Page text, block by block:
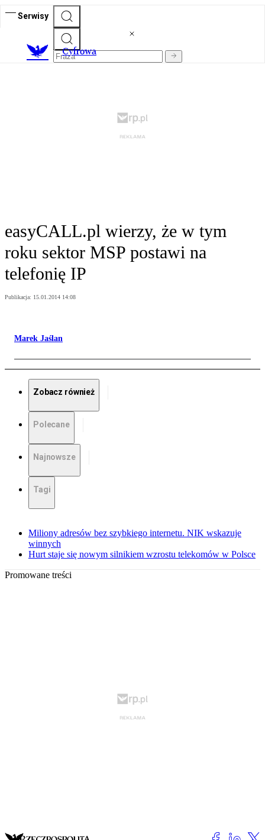
Serwisy
Cyfrowa
easyCALL.pl wierzy, że w tym
roku sektor MSP postawi na
telefonię IP
Publikacja: 15.01.2014 14:08
Marek Jaślan
Zobacz również
Polecane
Najnowsze
Tagi
Miliony adresów bez szybkiego internetu. NIK wskazuje
winnych
Hurt staje się nowym silnikiem wzrostu telekomów w Polsce
Promowane treści